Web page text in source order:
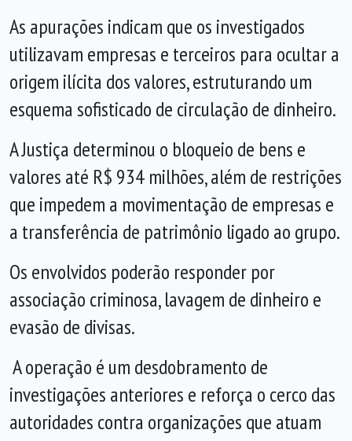
As apurações indicam que os investigados
utilizavam empresas e terceiros para ocultar a
origem ilícita dos valores, estruturando um
esquema sofisticado de circulação de dinheiro.
A Justiça determinou o bloqueio de bens e
valores até R$ 934 milhões, além de restrições
que impedem a movimentação de empresas e
a transferência de patrimônio ligado ao grupo.
Os envolvidos poderão responder por
associação criminosa, lavagem de dinheiro e
evasão de divisas.
A operação é um desdobramento de
investigações anteriores e reforça o cerco das
autoridades contra organizações que atuam